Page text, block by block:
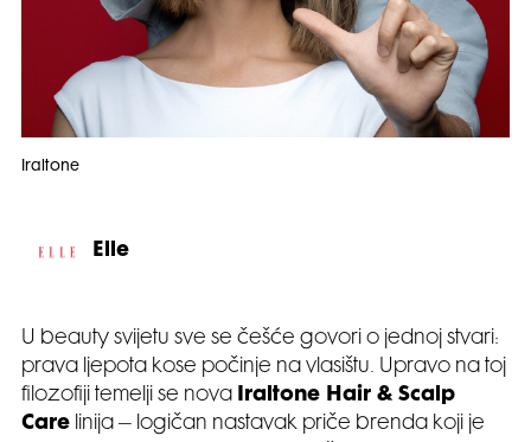
Iraltone
Elle
U beauty svijetu sve se češće govori o jednoj stvari:
prava ljepota kose počinje na vlasištu. Upravo na toj
filozofiji temelji se nova
Iraltone Hair & Scalp
Care linija – logičan nastavak priče brenda koji je